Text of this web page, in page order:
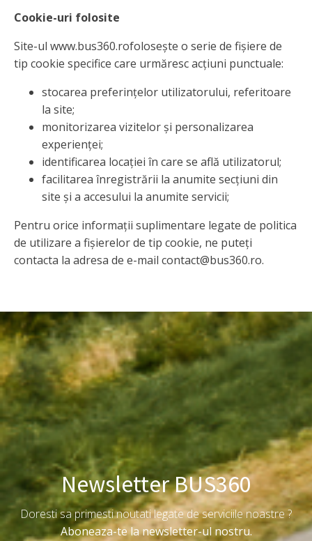
Cookie-uri folosite
Site-ul www.bus360.rofolosește o serie de fișiere de
tip cookie specifice care urmăresc acțiuni punctuale:
stocarea preferințelor utilizatorului, referitoare
la site;
monitorizarea vizitelor și personalizarea
experienței;
identificarea locației în care se află utilizatorul;
facilitarea înregistrării la anumite secțiuni din
site și a accesului la anumite servicii;
Pentru orice informații suplimentare legate de politica
de utilizare a fișierelor de tip cookie, ne puteți
contacta la adresa de e-mail contact@bus360.ro.
Newsletter BUS360
Doresti sa primesti noutati legate de serviciile noastre ?
Aboneaza-te la newsletter-ul nostru.